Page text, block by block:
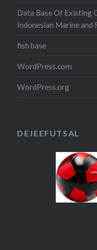
Data Base Of Existing
Indonesian Marine and
fish base
WordPress.com
WordPress.org
DEJEEFUTSAL